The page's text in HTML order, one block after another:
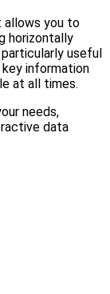
allows you to
horizontally
useful
information
at all times.
needs,
data